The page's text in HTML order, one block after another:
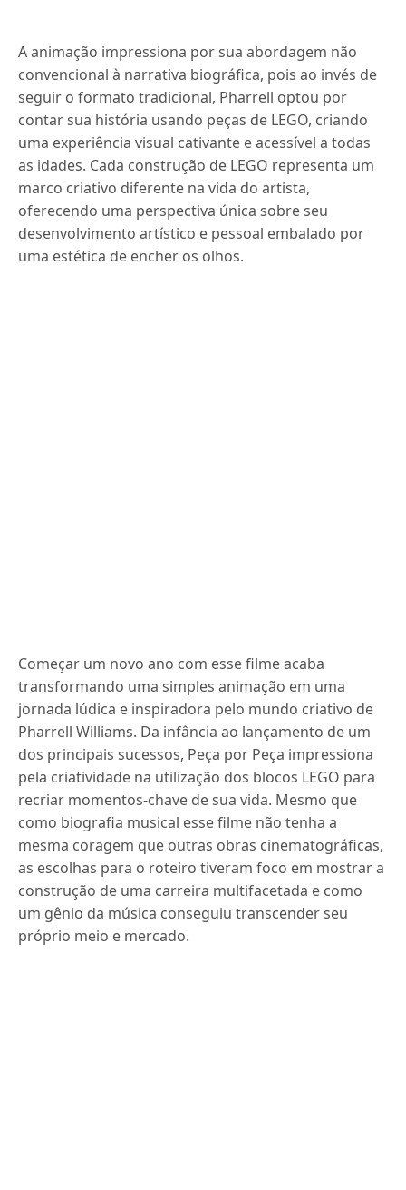
A animação impressiona por sua abordagem não
convencional à narrativa biográfica, pois ao invés de
seguir o formato tradicional, Pharrell optou por
contar sua história usando peças de LEGO, criando
uma experiência visual cativante e acessível a todas
as idades. Cada construção de LEGO representa um
marco criativo diferente na vida do artista,
oferecendo uma perspectiva única sobre seu
desenvolvimento artístico e pessoal embalado por
uma estética de encher os olhos.
Começar um novo ano com esse filme acaba
transformando uma simples animação em uma
jornada lúdica e inspiradora pelo mundo criativo de
Pharrell Williams. Da infância ao lançamento de um
dos principais sucessos, Peça por Peça impressiona
pela criatividade na utilização dos blocos LEGO para
recriar momentos-chave de sua vida. Mesmo que
como biografia musical esse filme não tenha a
mesma coragem que outras obras cinematográficas,
as escolhas para o roteiro tiveram foco em mostrar a
construção de uma carreira multifacetada e como
um gênio da música conseguiu transcender seu
próprio meio e mercado.